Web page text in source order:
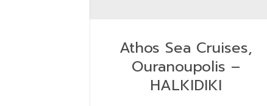
Athos Sea Cruises,
Ouranoupolis –
HALKIDIKI